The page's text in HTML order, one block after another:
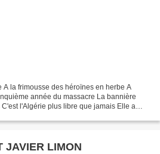
la frimousse des héroïnes en herbe A
année du massacre La bannière
l'Algérie plus libre que jamais Elle a
JAVIER LIMON